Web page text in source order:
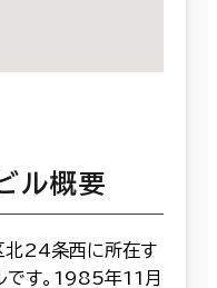
ル概要
北24条西に所在す
です。1985年11月